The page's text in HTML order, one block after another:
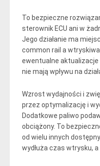
To bezpieczne
sterownik ECU ani w
Jego działanie ma
common rail a
ewentualne
nie mają wpływu na
Wzrost wydajności i
przez optymalizację i
Dodatkowe paliwo
obciążony. To
od wielu innych
wydłuża czas wtrysku,